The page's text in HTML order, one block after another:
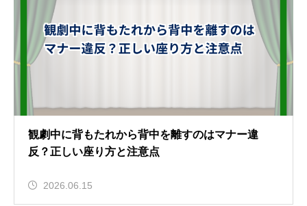
観劇中に背もたれから背中を離すのはマナー違
反？正しい座り方と注意点
2026.06.15